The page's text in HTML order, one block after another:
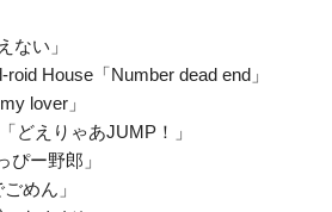
ない」
House「Number dead end」
lover」
どえりゃあJUMP！」
ぴー野郎」
めん」